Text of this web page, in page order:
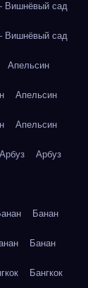
Вишнёвый сад
Вишнёвый сад
Апельсин
Апельсин
Апельсин
Арбуз Арбуз
Банан
Банан
Бангкок